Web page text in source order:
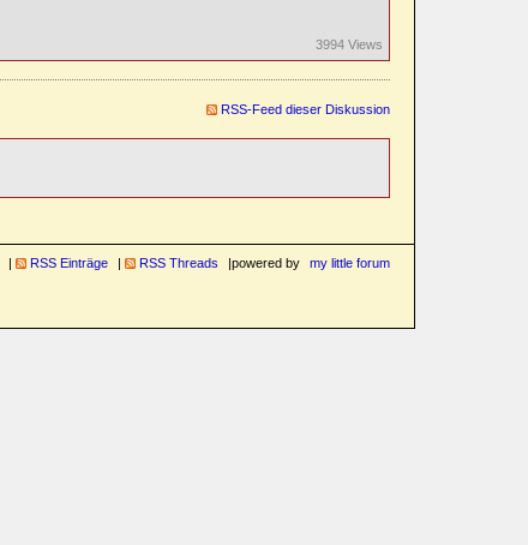
3994 Views
RSS-Feed dieser Diskussion
RSS Einträge RSS Threads powered by my little forum